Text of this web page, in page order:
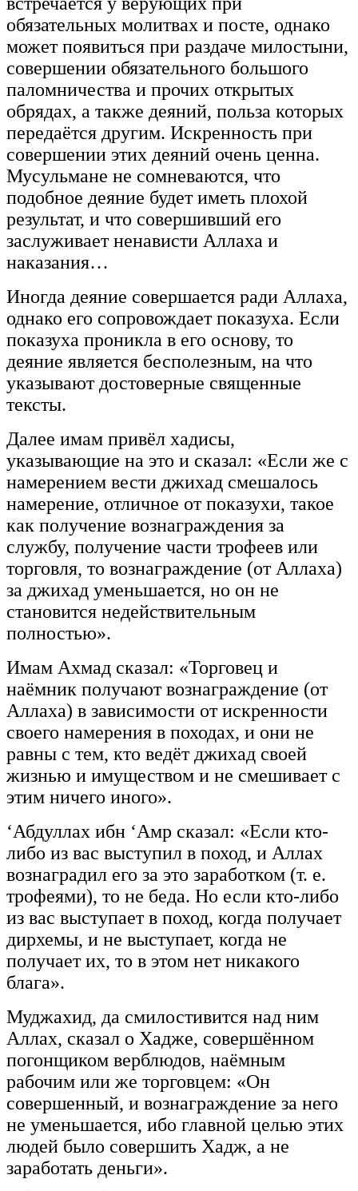
обязательных молитвах и посте, однако
может появиться при раздаче милостыни,
совершении обязательного большого
паломничества и прочих открытых
обрядах, а также деяний, польза которых
передаётся другим. Искренность при
совершении этих деяний очень ценна.
Мусульмане не сомневаются, что
подобное деяние будет иметь плохой
результат, и что совершивший его
заслуживает ненависти Аллаха и
наказания…
Иногда деяние совершается ради Аллаха,
однако его сопровождает показуха. Если
показуха проникла в его основу, то
деяние является бесполезным, на что
указывают достоверные священные
тексты.
Далее имам привёл хадисы,
указывающие на это и сказал: «Если же с
намерением вести джихад смешалось
намерение, отличное от показухи, такое
как получение вознаграждения за
службу, получение части трофеев или
торговля, то вознаграждение (от Аллаха)
за джихад уменьшается, но он не
становится недействительным
полностью».
Имам Ахмад сказал: «Торговец и
наёмник получают вознаграждение (от
Аллаха) в зависимости от искренности
своего намерения в походах, и они не
равны с тем, кто ведёт джихад своей
жизнью и имуществом и не смешивает с
этим ничего иного».
‘Абдуллах ибн ‘Амр сказал: «Если кто-
либо из вас выступил в поход, и Аллах
вознаградил его за это заработком (т. е.
трофеями), то не беда. Но если кто-либо
из вас выступает в поход, когда получает
дирхемы, и не выступает, когда не
получает их, то в этом нет никакого
блага».
Муджахид, да смилостивится над ним
Аллах, сказал о Хадже, совершённом
погонщиком верблюдов, наёмным
рабочим или же торговцем: «Он
совершенный, и вознаграждение за него
не уменьшается, ибо главной целью этих
людей было совершить Хадж, а не
заработать деньги».